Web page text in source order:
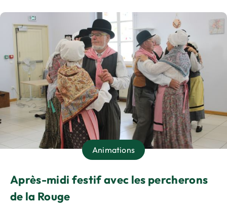
& MÉCÉNAT
Animations
Après-midi festif avec les percherons
de la Rouge